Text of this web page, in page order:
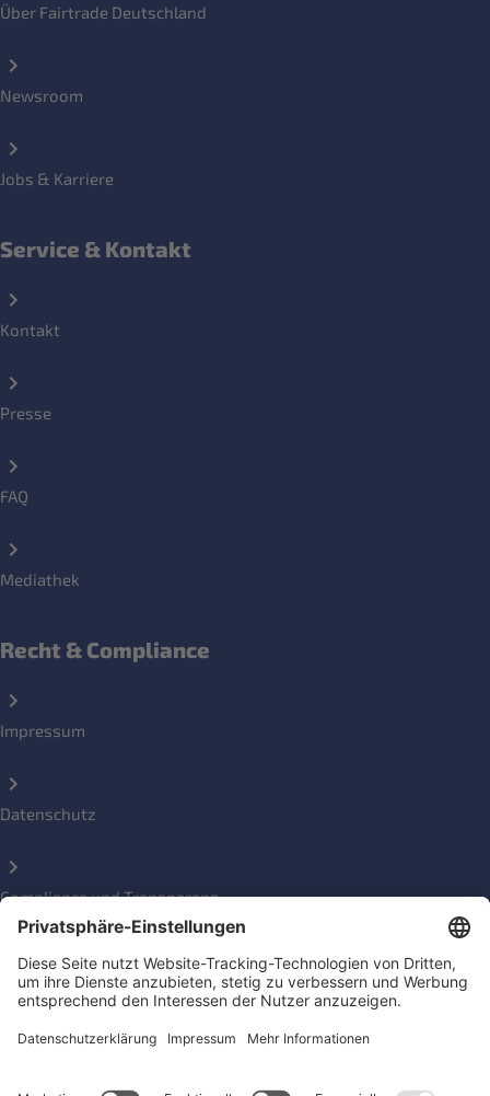
Über Fairtrade Deutschland
Newsroom
Jobs & Karriere
Service & Kontakt
Kontakt
Presse
FAQ
Mediathek
Recht & Compliance
Impressum
Datenschutz
Compliance und Transparenz
Beschwerde einreichen
Social Media Kanäle